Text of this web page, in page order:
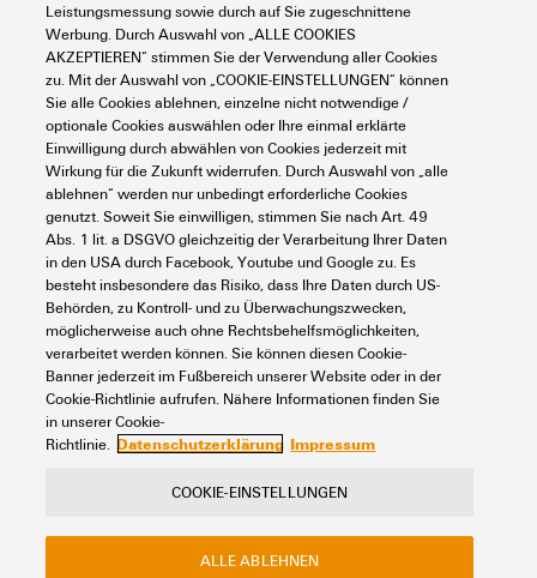
A4C 2.5 PE
Verbindungstechnik
Reihenklemmen
Durchführung und Schutzleiterreihenklemmen
Art.-Nr.:
1521540000
VPE:
50Stück
Schutzleiter-Reihenklemme, PUSH IN, 2.5 mm², grün / gelb
Datenblatt
Downloads
Produkt anfragen
1 2 3
Über unseren eShop
Datenschutz
Leistungsmessung sowie durch auf Sie zugeschnittene
Werbung. Durch Auswahl von „ALLE COOKIES
AKZEPTIEREN“ stimmen Sie der Verwendung aller Cookies
zu. Mit der Auswahl von „COOKIE-EINSTELLUNGEN“ können
Sie alle Cookies ablehnen, einzelne nicht notwendige /
optionale Cookies auswählen oder Ihre einmal erklärte
Einwilligung durch abwählen von Cookies jederzeit mit
Wirkung für die Zukunft widerrufen. Durch Auswahl von „alle
ablehnen“ werden nur unbedingt erforderliche Cookies
genutzt. Soweit Sie einwilligen, stimmen Sie nach Art. 49
Abs. 1 lit. a DSGVO gleichzeitig der Verarbeitung Ihrer Daten
in den USA durch Facebook, Youtube und Google zu. Es
besteht insbesondere das Risiko, dass Ihre Daten durch US-
Behörden, zu Kontroll- und zu Überwachungszwecken,
möglicherweise auch ohne Rechtsbehelfsmöglichkeiten,
verarbeitet werden können. Sie können diesen Cookie-
Banner jederzeit im Fußbereich unserer Website oder in der
Cookie-Richtlinie aufrufen. Nähere Informationen finden Sie
in unserer Cookie-
Richtlinie. Datenschutzerklärung Impressum
COOKIE-EINSTELLUNGEN
ALLE ABLEHNEN